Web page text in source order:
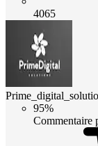
4065
95%
Commentaire